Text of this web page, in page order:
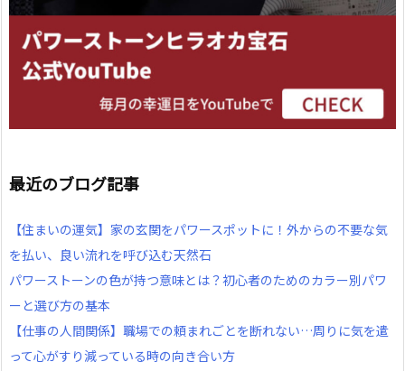
最近のブログ記事
【住まいの運気】家の玄関をパワースポットに！外からの不要な気
を払い、良い流れを呼び込む天然石
パワーストーンの色が持つ意味とは？初心者のためのカラー別パワ
ーと選び方の基本
【仕事の人間関係】職場での頼まれごとを断れない…周りに気を遣
って心がすり減っている時の向き合い方